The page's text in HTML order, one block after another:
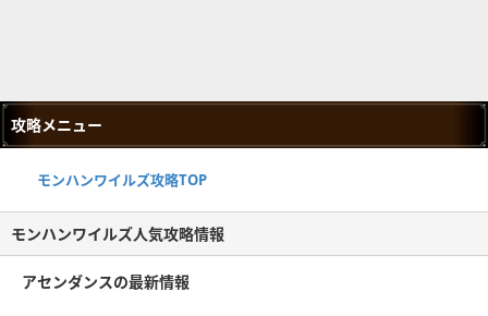
攻略メニュー
モンハンワイルズ攻略TOP
モンハンワイルズ人気攻略情報
アセンダンスの最新情報